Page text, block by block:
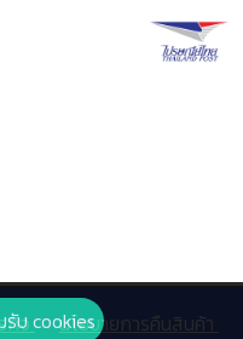
กิจ นโยบายการคืนสินค้า
รับ cookies